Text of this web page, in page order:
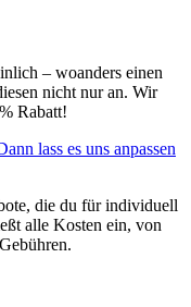
– woanders einen
nicht nur an. Wir
Rabatt!
lass es uns anpassen
die du für individuell
alle Kosten ein, von